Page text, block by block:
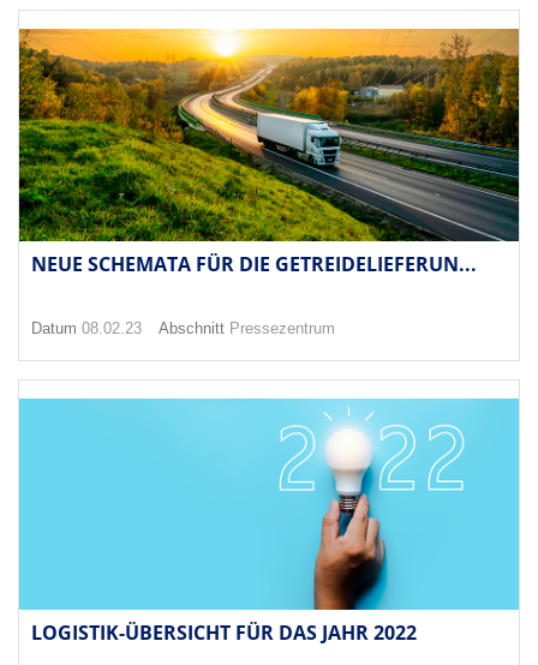
NEUE SCHEMATA FÜR DIE GETREIDELIEFERUN...
Datum 08.02.23 Abschnitt Pressezentrum
LOGISTIK-ÜBERSICHT FÜR DAS JAHR 2022